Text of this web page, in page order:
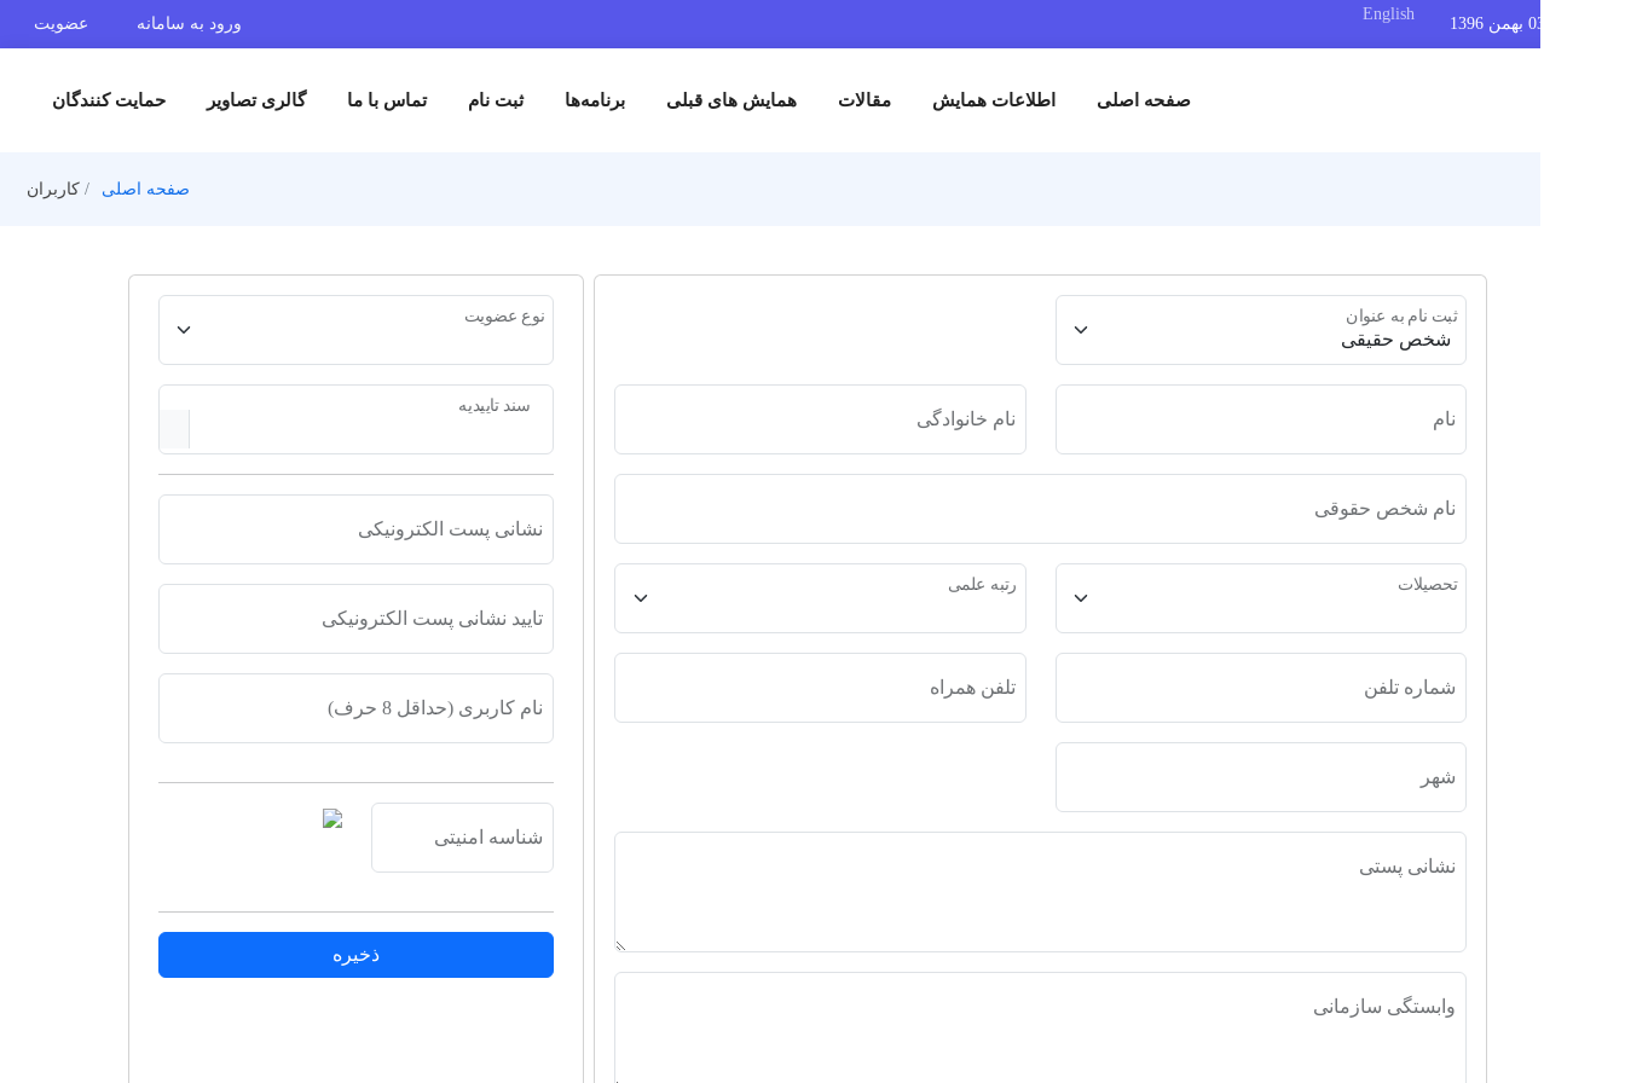
English
ورود به سامانه عضویت
صفحه اصلی اطلاعات همایش مقالات همایش های قبلی برنامه‌ها ثبت نام تماس با ما گالری تصاویر حمایت کنندگان
صفحه اصلی کاربران
ثبت نام به عنوان
نام خانوادگی
نام شخص حقوقی
شماره تلفن تلفن همراه
نشانی پستی
وابستگی سازمانی
نشانی پست الکترونیکی
تایید نشانی پست الکترونیکی
نام کاربری (حداقل 8 حرف)
شناسه امنیتی